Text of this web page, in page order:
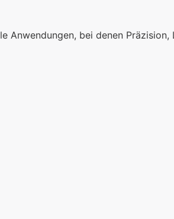
Anwendungen, bei denen